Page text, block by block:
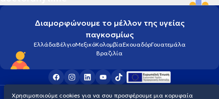
Διαμορφώνουμε το μέλλον της υγείας
παγκοσμίως
ΕλλάδαΒέλγιοΜεξικόΚολομβίαΕκουαδόρΓουατεμάλα
Βραζιλία
Οροι χρήσηςCookiesΠολιτική προστασίας προσωπικού απορρήτου
Χρησιμοποιούμε cookies για να σου προσφέρουμε μια κορυφαία